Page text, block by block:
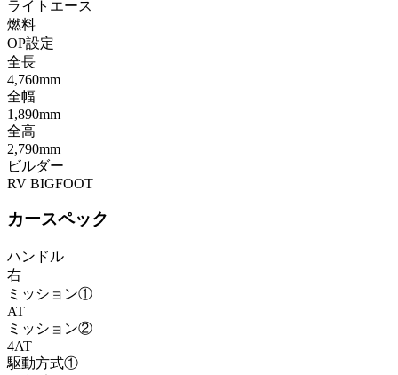
ライトエース
燃料
OP設定
全長
4,760mm
全幅
1,890mm
全高
2,790mm
ビルダー
RV BIGFOOT
カースペック
ハンドル
右
ミッション①
AT
ミッション②
4AT
駆動方式①